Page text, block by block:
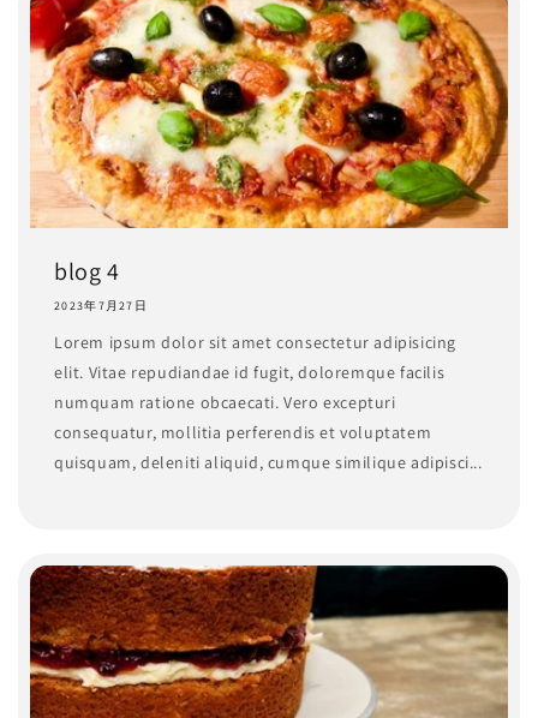
blog 4
2023年7月27日
Lorem ipsum dolor sit amet consectetur adipisicing
elit. Vitae repudiandae id fugit, doloremque facilis
numquam ratione obcaecati. Vero excepturi
consequatur, mollitia perferendis et voluptatem
quisquam, deleniti aliquid, cumque similique adipisci...